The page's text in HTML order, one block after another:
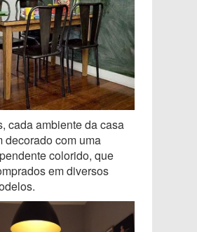
cada ambiente da casa
decorado com uma
colorido, que
em diversos